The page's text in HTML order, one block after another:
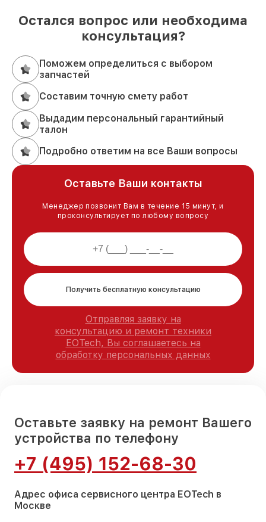
Остался вопрос или необходима
консультация?
Поможем определиться с выбором
запчастей
Составим точную смету работ
Выдадим персональный гарантийный
талон
Подробно ответим на все Ваши вопросы
Оставьте Ваши контакты
Менеджер позвонит Вам в течение 15 минут, и
проконсультирует по любому вопросу
Получить бесплатную консультацию
Отправляя заявку на
консультацию и ремонт техники
EOTech, Вы соглашаетесь на
обработку персональных данных
Оставьте заявку на ремонт Вашего
устройства по телефону
+7 (495) 152-68-30
Адрес офиса сервисного центра EOTech в
Москве